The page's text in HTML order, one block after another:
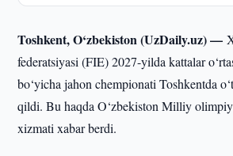
Toshkent, O‘zbekiston (UzDaily.uz) —
federatsiyasi (FIE) 2027-yilda kattalar
bo‘yicha jahon chempionati Toshkentda
qildi. Bu haqda O‘zbekiston Milliy
xizmati xabar berdi.